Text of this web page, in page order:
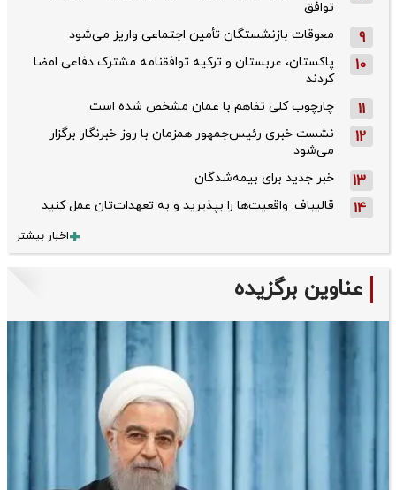
توافق
9 معوقات بازنشستگان تأمین اجتماعی واریز می‌شود
10
پاکستان، عربستان و ترکیه توافقنامه مشترک دفاعی امضا
کردند
11 چارچوب کلی تفاهم با عمان مشخص شده است
12
نشست خبری رئیس‌جمهور همزمان با روز خبرنگار برگزار
می‌شود
13 خبر جدید برای بیمه‌شدگان
14 قالیباف: واقعیت‌ها را بپذیرید و به تعهدات‌تان عمل کنید
اخبار بیشتر
عناوین برگزیده